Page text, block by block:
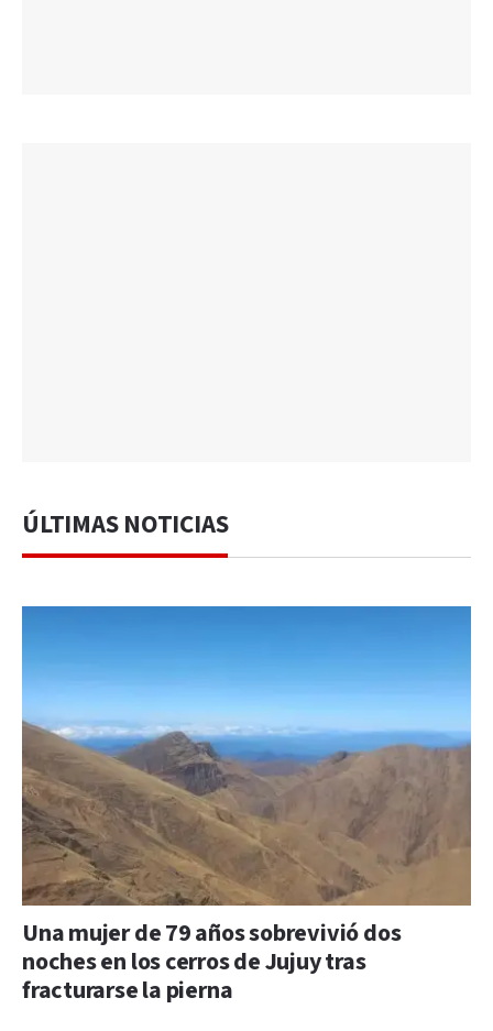
ÚLTIMAS NOTICIAS
Una mujer de 79 años sobrevivió dos
noches en los cerros de Jujuy tras
fracturarse la pierna